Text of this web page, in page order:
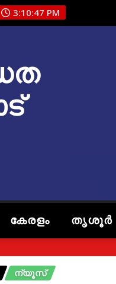
3:10:48 PM
കേരളം തൃശൂർ
ന്യൂസ്